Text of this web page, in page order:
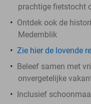
prachtige fietstocht
Ontdek ook de
Medemblik
Zie hier de lovende
Beleef samen met
onvergetelijke
Inclusief